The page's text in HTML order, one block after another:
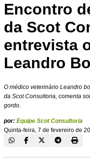
Encontro
da Scot
entrevista
Leandro
O médico veterinário Leandro
da Scot Consultoria, comenta
gordo.
por: Equipe Scot Consultoria
Quinta-feira, 7 de fevereiro de